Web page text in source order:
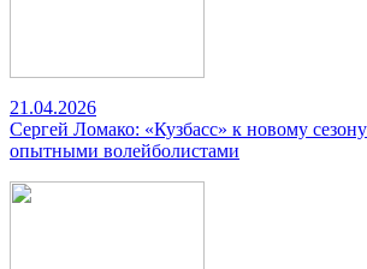
21.04.2026
Сергей Ломако: «Кузбасс» к новому
опытными волейболистами